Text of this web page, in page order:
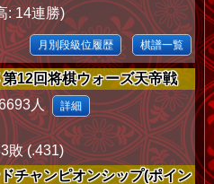
: 14連勝)
月別段級位履歴 棋譜一覧
12回将棋ウォーズ天帝戦
人 詳細
敗 (.431)
チャンピオンシップ(ポイン